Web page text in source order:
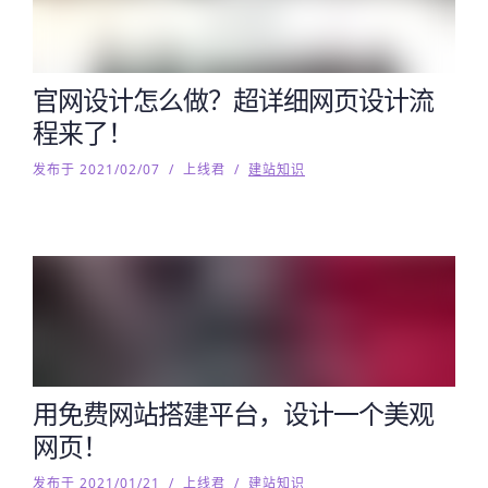
官网设计怎么做？超详细网页设计流
程来了！
发布于 2021/02/07 / 上线君 / 建站知识
用免费网站搭建平台，设计一个美观
网页！
发布于 2021/01/21 / 上线君 / 建站知识